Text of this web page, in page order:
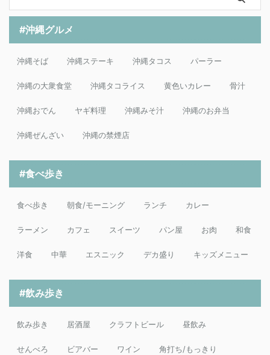
#沖縄グルメ
沖縄そば 沖縄ステーキ 沖縄タコス パーラー
沖縄の大衆食堂 沖縄タコライス 黄色いカレー 骨汁
沖縄おでん ヤギ料理 沖縄みそ汁 沖縄のお弁当
沖縄ぜんざい 沖縄の禁煙店
#食べ歩き
食べ歩き 朝食/モーニング ランチ カレー
ラーメン カフェ スイーツ パン屋 お肉 和食
洋食 中華 エスニック デカ盛り キッズメニュー
#飲み歩き
飲み歩き 居酒屋 クラフトビール 昼飲み
せんべろ ビアバー ワイン 角打ち/もっきり